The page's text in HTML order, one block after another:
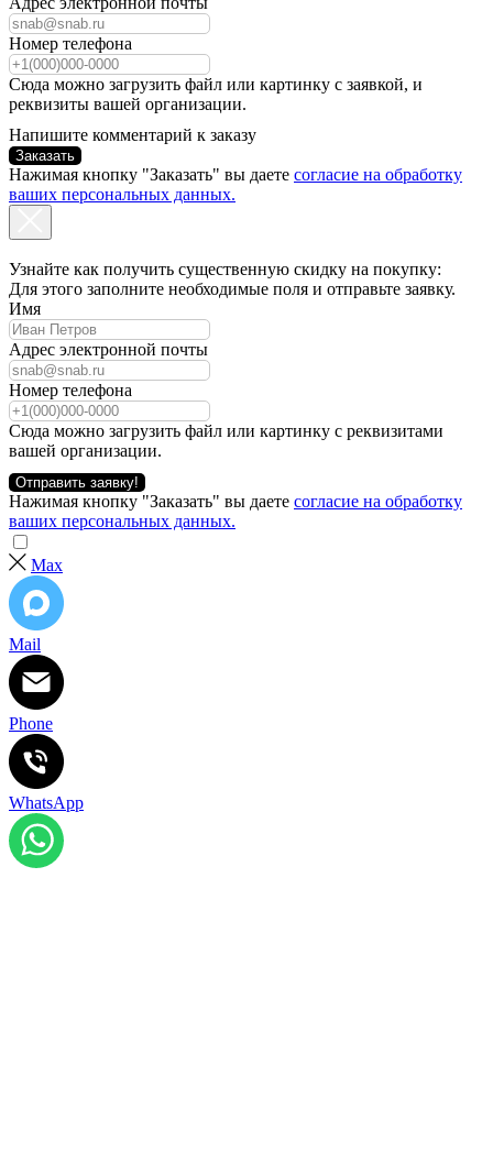
Номер телефона
Сюда можно загрузить файл или картинку с заявкой, и
реквизиты вашей организации.
Напишите комментарий к заказу
Заказать
Нажимая кнопку "Заказать" вы даете согласие на обработку
ваших персональных данных.
Узнайте как получить существенную скидку на покупку:
Для этого заполните необходимые поля и отправьте заявку.
Имя
Адрес электронной почты
Номер телефона
Сюда можно загрузить файл или картинку с реквизитами
вашей организации.
Отправить заявку!
Нажимая кнопку "Заказать" вы даете согласие на обработку
ваших персональных данных.
Max
Mail
Phone
WhatsApp